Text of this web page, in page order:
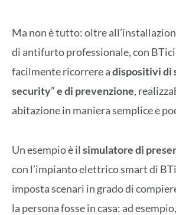
Ma non è tutto: oltre
di antifurto professionale, con
facilmente ricorrere adispositivi di
security”e di prevenzione,
abitazione in maniera semplice e
Un esempio è il simulatore di
con l’impianto elettrico smart di
imposta scenari in grado di
la persona fosse in casa: ad